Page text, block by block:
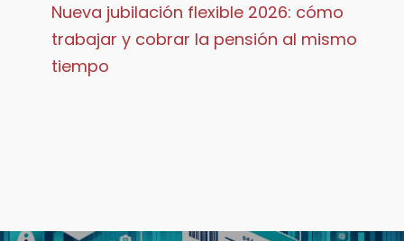
Nueva jubilación flexible 2026: cómo
trabajar y cobrar la pensión al mismo
tiempo